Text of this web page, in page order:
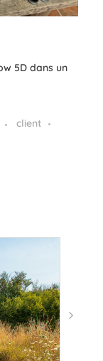
5D dans un
client